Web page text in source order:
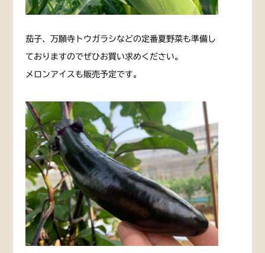
茄子、万願寺トウガラシなどの定番夏野菜も準備し
ておりますのでぜひお買い求めください。
メロンアイスも販売予定です。